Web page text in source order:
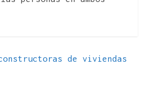
de viviendas